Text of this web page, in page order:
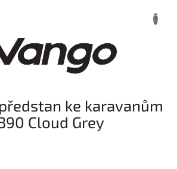
ke karavanům
Cloud Grey